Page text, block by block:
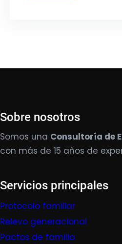
Sobre nosotros
Somos una Consultoría de
con más de 15 años de
Servicios principales
Protocolo familiar
Relevo generacional
Pactos de familia